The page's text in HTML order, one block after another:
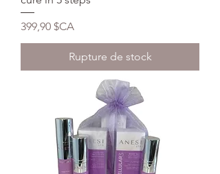
Prix
399,90 $CA
Rupture de stock